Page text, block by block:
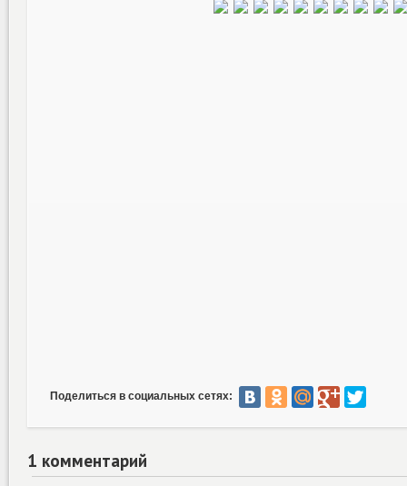
Поделиться в социальных сетях:
1 комментарий